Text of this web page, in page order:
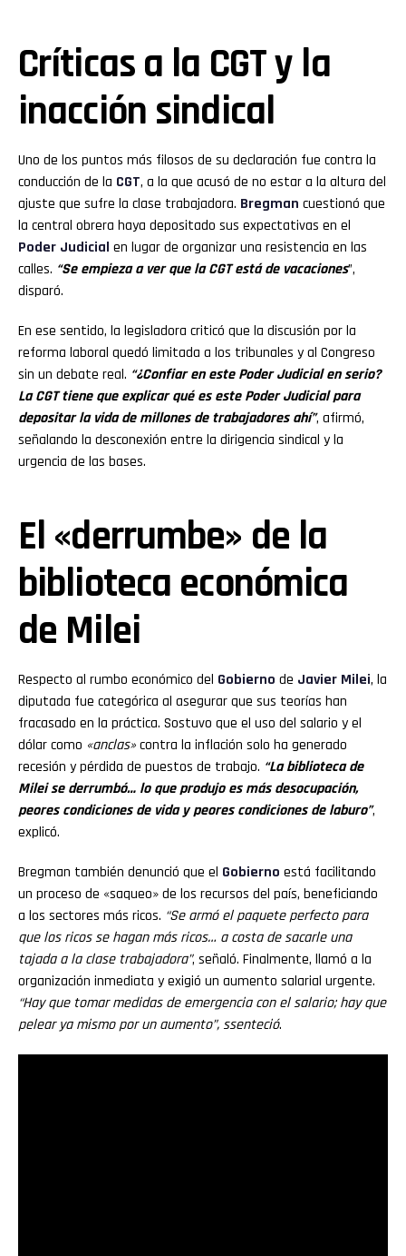
Críticas a la CGT y la
inacción sindical
Uno de los puntos más filosos de su declaración fue contra la
conducción de la CGT, a la que acusó de no estar a la altura del
ajuste que sufre la clase trabajadora. Bregman cuestionó que
la central obrera haya depositado sus expectativas en el
Poder Judicial en lugar de organizar una resistencia en las
calles. “Se empieza a ver que la CGT está de vacaciones”,
disparó.
En ese sentido, la legisladora criticó que la discusión por la
reforma laboral quedó limitada a los tribunales y al Congreso
sin un debate real. “¿Confiar en este Poder Judicial en serio?
La CGT tiene que explicar qué es este Poder Judicial para
depositar la vida de millones de trabajadores ahí”, afirmó,
señalando la desconexión entre la dirigencia sindical y la
urgencia de las bases.
El «derrumbe» de la
biblioteca económica
de Milei
Respecto al rumbo económico del Gobierno de Javier Milei, la
diputada fue categórica al asegurar que sus teorías han
fracasado en la práctica. Sostuvo que el uso del salario y el
dólar como «anclas»contra la inflación solo ha generado
recesión y pérdida de puestos de trabajo. “La biblioteca de
Milei se derrumbó… lo que produjo es más desocupación,
peores condiciones de vida y peores condiciones de laburo”,
explicó.
Bregman también denunció que el Gobierno está facilitando
un proceso de «saqueo» de los recursos del país, beneficiando
a los sectores más ricos. “Se armó el paquete perfecto para
que los ricos se hagan más ricos… a costa de sacarle una
tajada a la clase trabajadora”, señaló. Finalmente, llamó a la
organización inmediata y exigió un aumento salarial urgente.
“Hay que tomar medidas de emergencia con el salario; hay que
pelear ya mismo por un aumento”, ssenteció.